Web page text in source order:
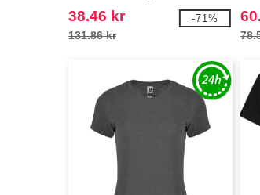
38.46 kr
131.86 kr
-71%